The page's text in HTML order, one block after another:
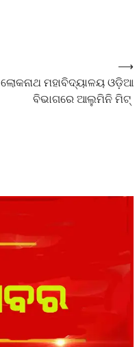
ଲୋକନାଥ ମହାବିଦ୍ୟାଳୟ ଓଡ଼ିଆ
ବିଭାଗରେ ଆଲୁମିନି ମିଟ୍
⟶